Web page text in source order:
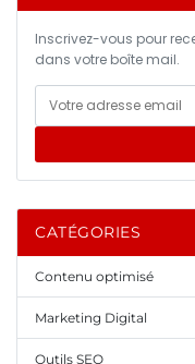
Inscrivez-vous pour
dans votre boîte mail.
CATÉGORIES
Contenu optimisé
Marketing Digital
Outils SEO